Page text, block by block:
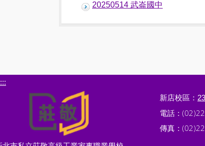
20250514 武崙國中
:::
新店校區：
電話：
傳真：